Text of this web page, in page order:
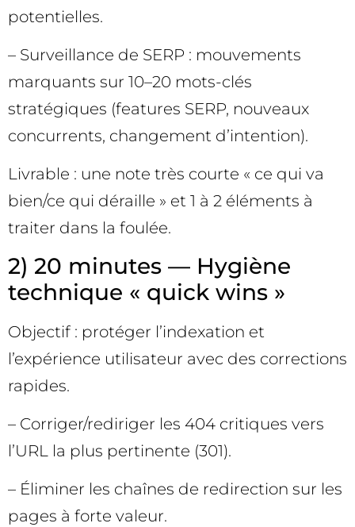
potentielles.
– Surveillance de SERP : mouvements
marquants sur 10–20 mots-clés
stratégiques (features SERP, nouveaux
concurrents, changement d’intention).
Livrable : une note très courte « ce qui va
bien/ce qui déraille » et 1 à 2 éléments à
traiter dans la foulée.
2) 20 minutes — Hygiène
technique « quick wins »
Objectif : protéger l’indexation et
l’expérience utilisateur avec des corrections
rapides.
– Corriger/rediriger les 404 critiques vers
l’URL la plus pertinente (301).
– Éliminer les chaînes de redirection sur les
pages à forte valeur.